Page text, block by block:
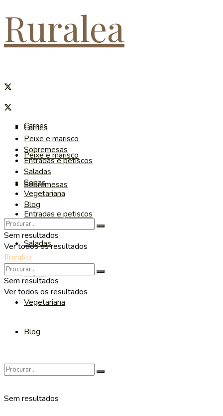
Ruralea
Carnes
Peixe e marisco
Sobremesas
Entradas e petiscos
Saladas
Sopas
Vegetariana
Blog
Sem resultados
Carnes
Peixe e marisco
Sobremesas
Entradas e petiscos
Saladas
Sopas
Vegetariana
Blog
Sem resultados
Ver todos os resultados
Ruralea
Sem resultados
Ver todos os resultados